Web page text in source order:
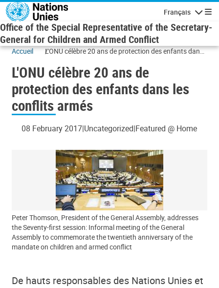
Skip to main content
Français
Office of the Special Representative of the Secretary-
General for Children and Armed Conflict
Accueil
L'ONU célèbre 20 ans de protection des enfants dans
L'ONU célèbre 20 ans de
protection des enfants dans les
conflits armés
08 February 2017 Uncategorized Featured @ Home
Peter Thomson, President of the General Assembly, addresses
the Seventy-first session: Informal meeting of the General
Assembly to commemorate the twentieth anniversary of the
mandate on children and armed conflict
De hauts responsables des Nations Unies et